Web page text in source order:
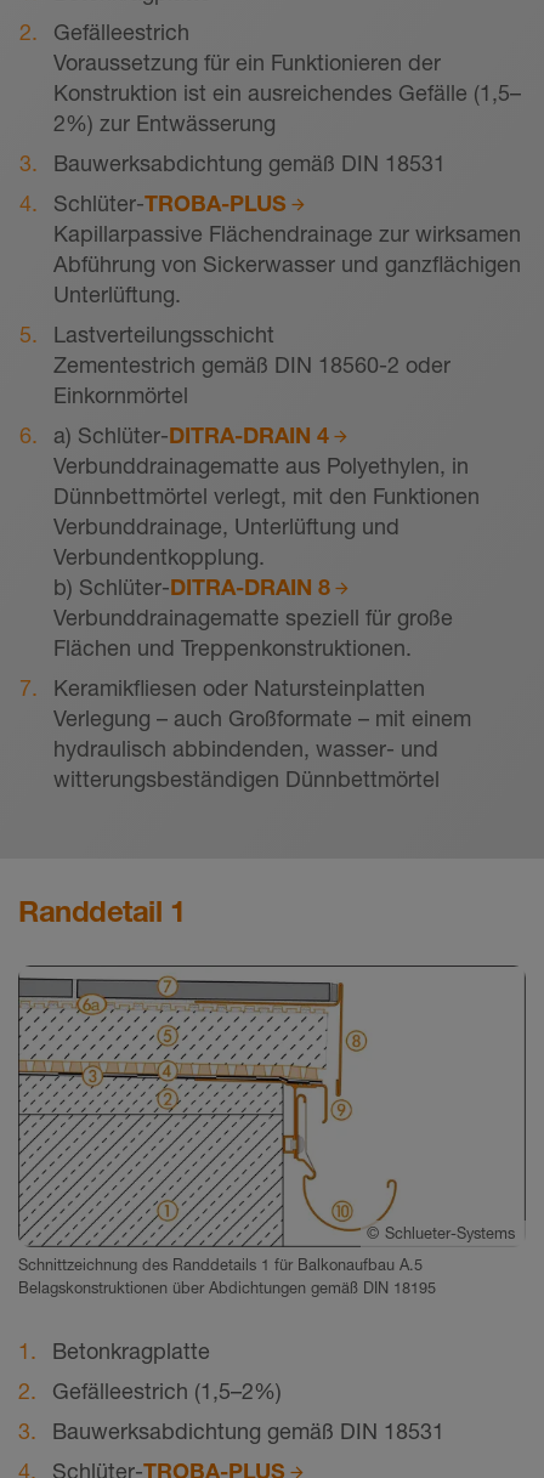
Gefälleestrich
Voraussetzung für ein Funktionieren der
Konstruktion ist ein ausreichendes Gefälle (1,5–
2%) zur Entwässerung
Bauwerksabdichtung gemäß DIN 18531
Schlüter-TROBA-PLUS
Kapillarpassive Flächendrainage zur wirksamen
Abführung von Sickerwasser und ganzflächigen
Unterlüftung.
Lastverteilungsschicht
Zementestrich gemäß DIN 18560-2 oder
Einkornmörtel
a) Schlüter-DITRA-DRAIN 4
Verbunddrainagematte aus Polyethylen, in
Dünnbettmörtel verlegt, mit den Funktionen
Verbunddrainage, Unterlüftung und
Verbundentkopplung.
b) Schlüter-DITRA-DRAIN 8
Verbunddrainagematte speziell für große
Flächen und Treppenkonstruktionen.
Keramikfliesen oder Natursteinplatten
Verlegung – auch Großformate – mit einem
hydraulisch abbindenden, wasser- und
witterungsbeständigen Dünnbettmörtel
Randdetail 1
© Schlueter-Systems
Schnittzeichnung des Randdetails 1 für Balkonaufbau A.5
Belagskonstruktionen über Abdichtungen gemäß DIN 18195
Betonkragplatte
Gefälleestrich (1,5–2%)
Bauwerksabdichtung gemäß DIN 18531
Schlüter-TROBA-PLUS